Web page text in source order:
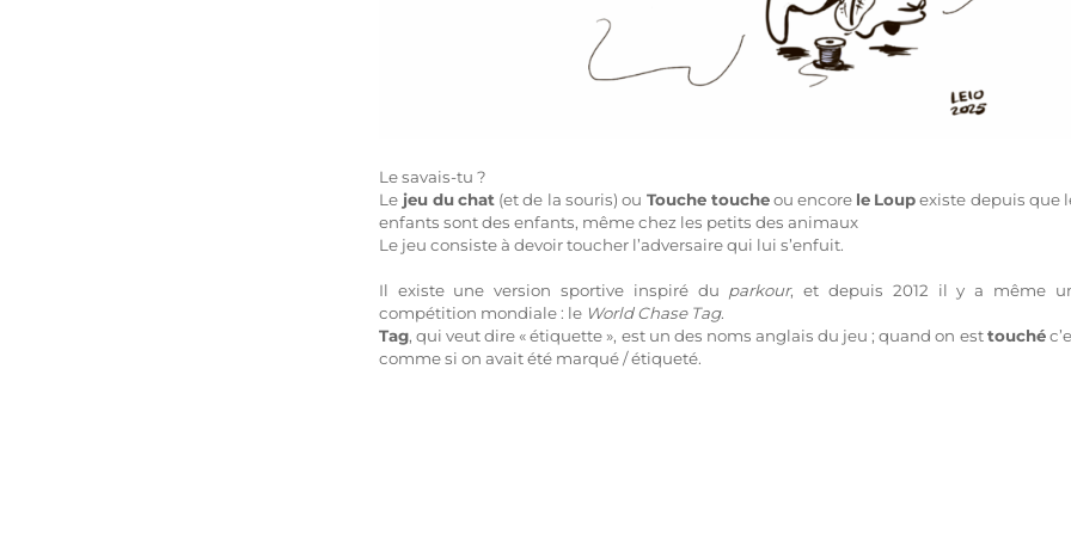
Le savais-tu ?
Lejeu du chat (et de la souris) ou Touche toucheou encore le Loupexiste depuis que
enfants sont des enfants, même chez les petits des animaux
Le jeu consiste à devoir toucher l’adversaire qui lui s’enfuit.
Il existe une version sportive inspiré du parkour, et depuis 2012 il y a même
compétition mondiale : leWorld Chase Tag.
Tag, qui veut dire « étiquette », est un des noms anglais du jeu ; quand on esttouché
comme si on avait été marqué / étiqueté.